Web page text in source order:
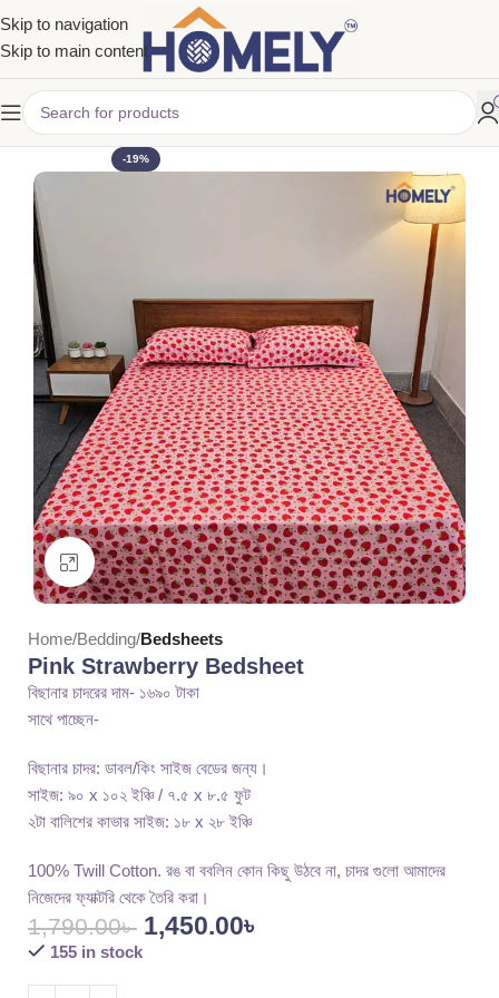
Skip to navigation
Skip to main content
-19%
Click to enlarge
Home Bedding Bedsheets
Pink Strawberry Bedsheet
বিছানার চাদরের দাম- ১৬৯০ টাকা
সাথে পাচ্ছেন-
বিছানার চাদর: ডাবল/কিং সাইজ বেডের জন্য।
সাইজ: ৯০ x ১০২ ইঞ্চি / ৭.৫ x ৮.৫ ফুট
২টা বালিশের কাভার সাইজ: ১৮ x ২৮ ইঞ্চি
100% Twill Cotton. রঙ বা ববলিন কোন কিছু উঠবে না, চাদর গুলো আমাদের
নিজেদের ফ্যাক্টরি থেকে তৈরি করা।
1,790.00৳ 1,450.00৳
155 in stock